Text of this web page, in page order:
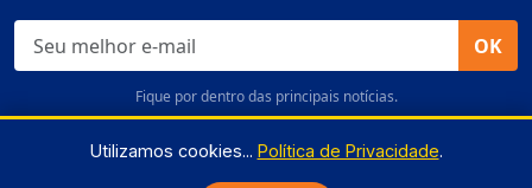
OK
Fique por dentro das principais notícias.
Utilizamos cookies... Política de Privacidade.